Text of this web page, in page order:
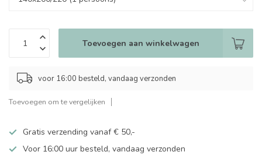
Toevoegen aan winkelwagen
voor 16:00 besteld, vandaag verzonden
Toevoegen om te vergelijken
Gratis verzending vanaf € 50,-
Voor 16:00 uur besteld, vandaag verzonden